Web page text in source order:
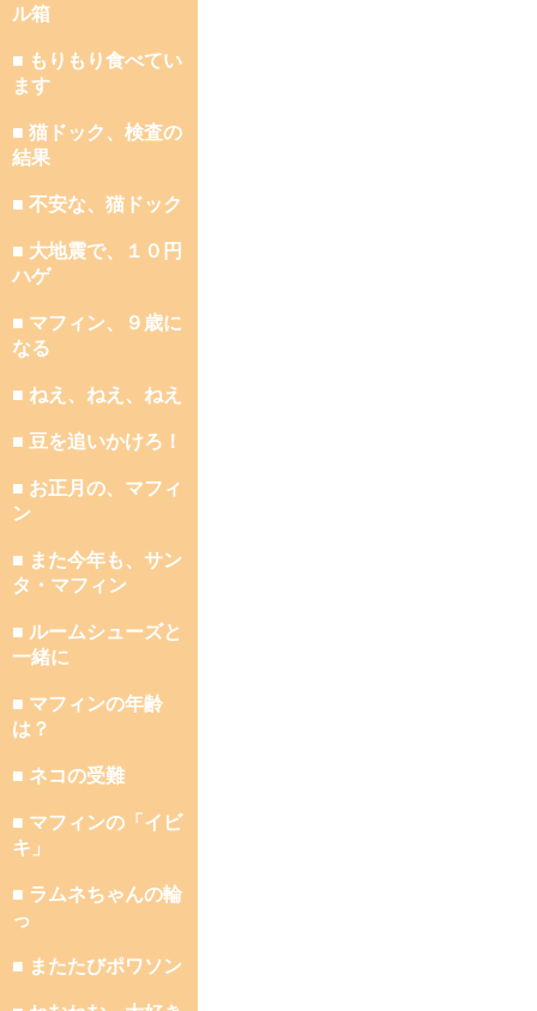
ル箱
■ もりもり食べてい
ます
■ 猫ドック、検査の
結果
■ 不安な、猫ドック
■ 大地震で、１０円
ハゲ
■ マフィン、９歳に
なる
■ ねえ、ねえ、ねえ
■ 豆を追いかけろ！
■ お正月の、マフィ
ン
■ また今年も、サン
タ・マフィン
■ ルームシューズと
一緒に
■ マフィンの年齢
は？
■ ネコの受難
■ マフィンの「イビ
キ」
■ ラムネちゃんの輪
っ
■ またたびポワソン